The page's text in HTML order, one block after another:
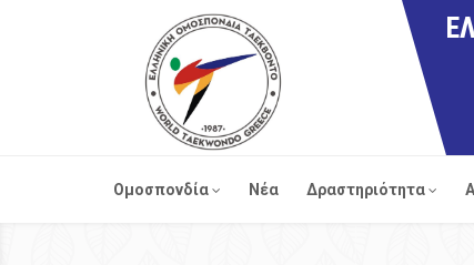
Ομοσπονδία Νέα Δραστηριότητα